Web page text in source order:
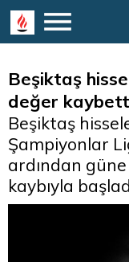
Beşiktaş
değer
Beşiktaş
Şampiyonlar
ardından
kaybıyla